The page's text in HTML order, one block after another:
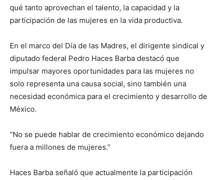
qué tanto aprovechan el talento, la capacidad y la
participación de las mujeres en la vida productiva.
En el marco del Día de las Madres, el dirigente sindical y
diputado federal Pedro Haces Barba destacó que
impulsar mayores oportunidades para las mujeres no
solo representa una causa social, sino también una
necesidad económica para el crecimiento y desarrollo de
México.
“No se puede hablar de crecimiento económico dejando
fuera a millones de mujeres.”
Haces Barba señaló que actualmente la participación